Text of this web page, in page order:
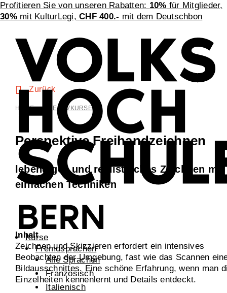
Profitieren Sie von unseren Rabatten: 10% für Mitglieder,
30%mit KulturLegi,CHF 400.- mit dem Deutschbon
Kurse
Fremdsprachen
Alle Sprachen
Französisch
Italienisch
Zurück
HOME > KREATIVKURSE
Perspektive Freihandzeichnen
lebendiges und realistisches Zeichnen mit
einfachen Techniken
Inhalt
Zeichnen und Skizzieren erfordert ein intensives
Beobachten der Umgebung, fast wie das Scannen
Bildausschnittes. Eine schöne Erfahrung, wenn man
Einzelheiten kennenlernt und Details entdeckt.